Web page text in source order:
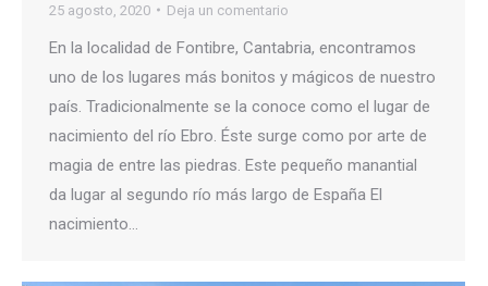
25 agosto, 2020
Deja un comentario
En la localidad de Fontibre, Cantabria, encontramos
uno de los lugares más bonitos y mágicos de nuestro
país. Tradicionalmente se la conoce como el lugar de
nacimiento del río Ebro. Éste surge como por arte de
magia de entre las piedras. Este pequeño manantial
da lugar al segundo río más largo de España El
nacimiento…